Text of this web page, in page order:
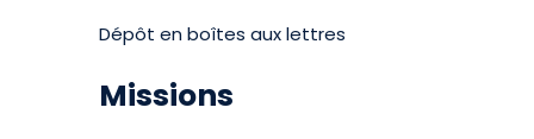
Dépôt en boîtes aux lettres
Missions